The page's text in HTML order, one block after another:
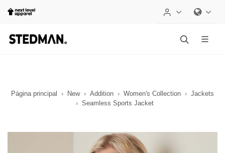
Página principal New Addition Women's Collection
Jackets
Seamless Sports Jacket